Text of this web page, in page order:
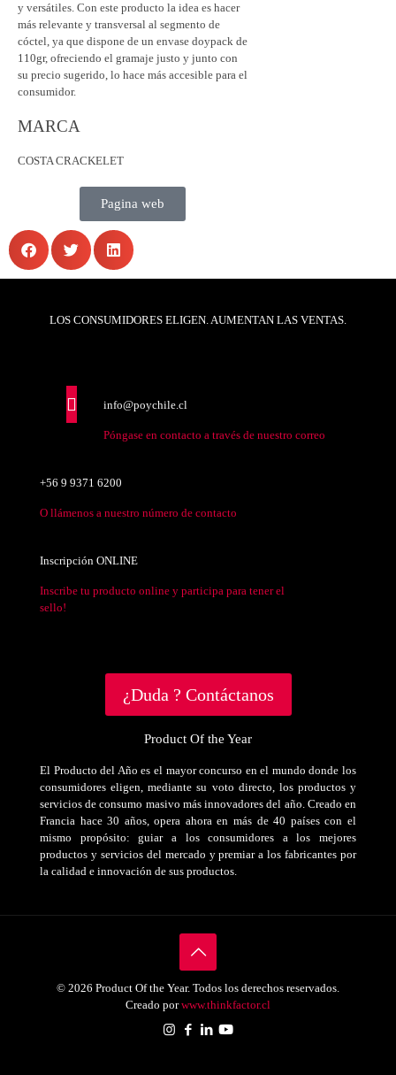
y versátiles. Con este producto la idea es hacer
más relevante y transversal al segmento de
cóctel, ya que dispone de un envase doypack de
110gr, ofreciendo el gramaje justo y junto con
su precio sugerido, lo hace más accesible para el
consumidor.
MARCA
COSTA CRACKELET
Pagina web
LOS CONSUMIDORES ELIGEN. AUMENTAN LAS VENTAS.
info@poychile.cl
Póngase en contacto a través de nuestro correo
+56 9 9371 6200
O llámenos a nuestro número de contacto
Inscripción ONLINE
Inscribe tu producto online y participa para tener el
sello!
¿Duda ? Contáctanos
Product Of the Year
El Producto del Año es el mayor concurso en el mundo donde los
consumidores eligen, mediante su voto directo, los productos y
servicios de consumo masivo más innovadores del año. Creado en
Francia hace 30 años, opera ahora en más de 40 países con el
mismo propósito: guiar a los consumidores a los mejores
productos y servicios del mercado y premiar a los fabricantes por
la calidad e innovación de sus productos.
© 2026 Product Of the Year. Todos los derechos reservados.
Creado porwww.thinkfactor.cl